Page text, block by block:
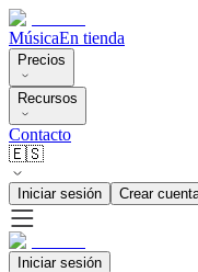
MúsicaEn tienda
Precios
Recursos
Contacto
🇪🇸
Iniciar sesión Crear
Iniciar sesión